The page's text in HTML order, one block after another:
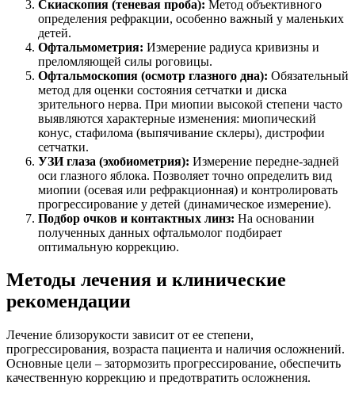
Скиаскопия (теневая проба): Метод объективного
определения рефракции, особенно важный у маленьких
детей.
Офтальмометрия: Измерение радиуса кривизны и
преломляющей силы роговицы.
Офтальмоскопия (осмотр глазного дна): Обязательный
метод для оценки состояния сетчатки и диска
зрительного нерва. При миопии высокой степени часто
выявляются характерные изменения: миопический
конус, стафилома (выпячивание склеры), дистрофии
сетчатки.
УЗИ глаза (эхобиометрия): Измерение передне-задней
оси глазного яблока. Позволяет точно определить вид
миопии (осевая или рефракционная) и контролировать
прогрессирование у детей (динамическое измерение).
Подбор очков и контактных линз: На основании
полученных данных офтальмолог подбирает
оптимальную коррекцию.
Методы лечения и клинические
рекомендации
Лечение близорукости зависит от ее степени,
прогрессирования, возраста пациента и наличия осложнений.
Основные цели – затормозить прогрессирование, обеспечить
качественную коррекцию и предотвратить осложнения.